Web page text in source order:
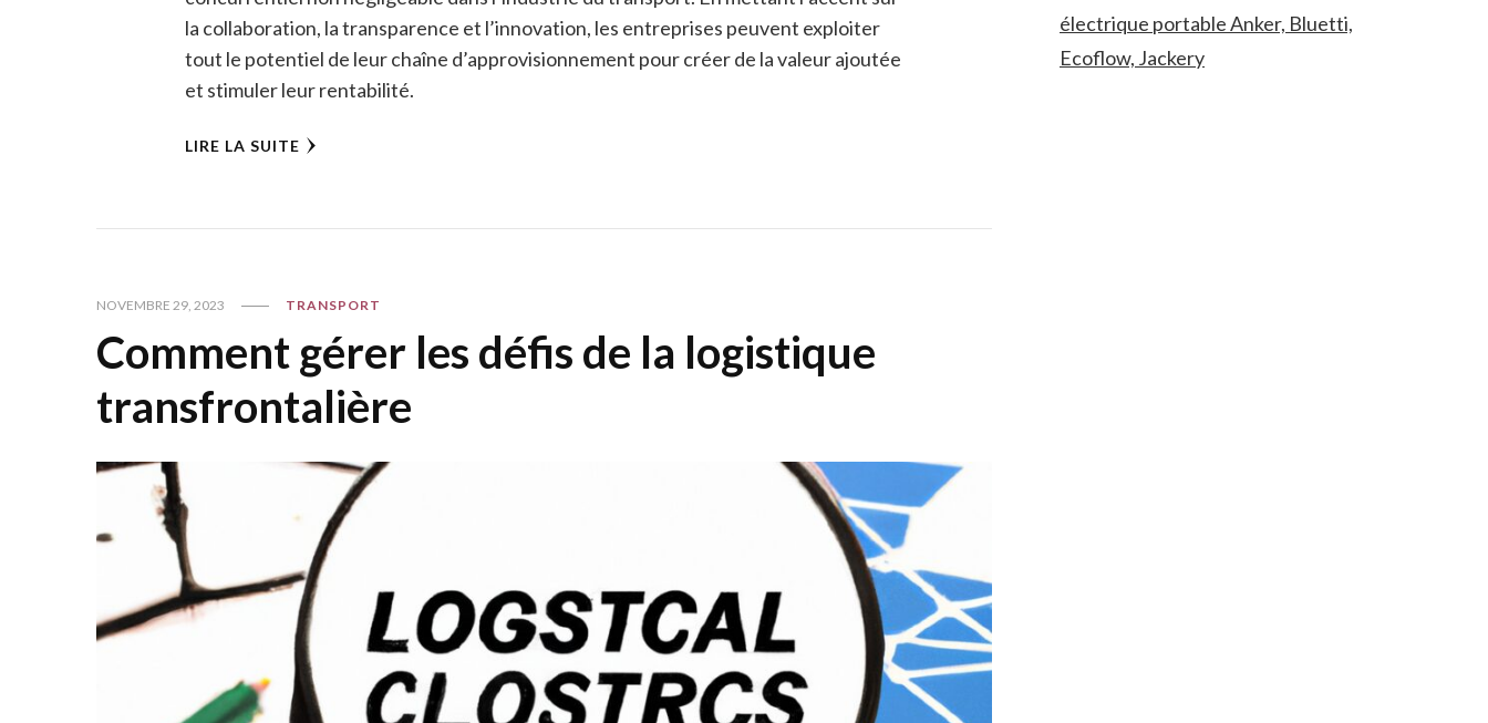
la collaboration, la transparence et l’innovation, les entreprises peuvent exploiter
tout le potentiel de leur chaîne d’approvisionnement pour créer de la valeur ajoutée
et stimuler leur rentabilité.
LIRE LA SUITE
NOVEMBRE 29, 2023 TRANSPORT
Comment gérer les défis de la logistique
transfrontalière
électrique portable Anker, Bluetti,
Ecoflow, Jackery